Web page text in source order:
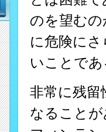
のを望む
に危険に
いことで
非常に残留
なること